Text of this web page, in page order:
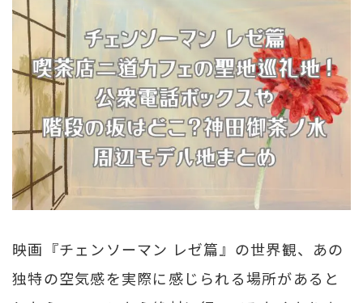
映画『チェンソーマン レゼ篇』の世界観、あの
独特の空気感を実際に感じられる場所があると